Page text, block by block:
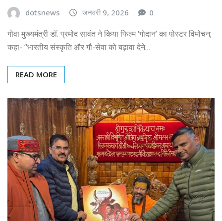
dotsnews जनवरी 9, 2026 0
गोवा मुख्यमंत्री डॉ. प्रमोद सावंत ने किया फिल्म ‘गोदान’ का पोस्टर विमोचन;
कहा- “भारतीय संस्कृति और गौ-सेवा को बढ़ावा देने…
READ MORE